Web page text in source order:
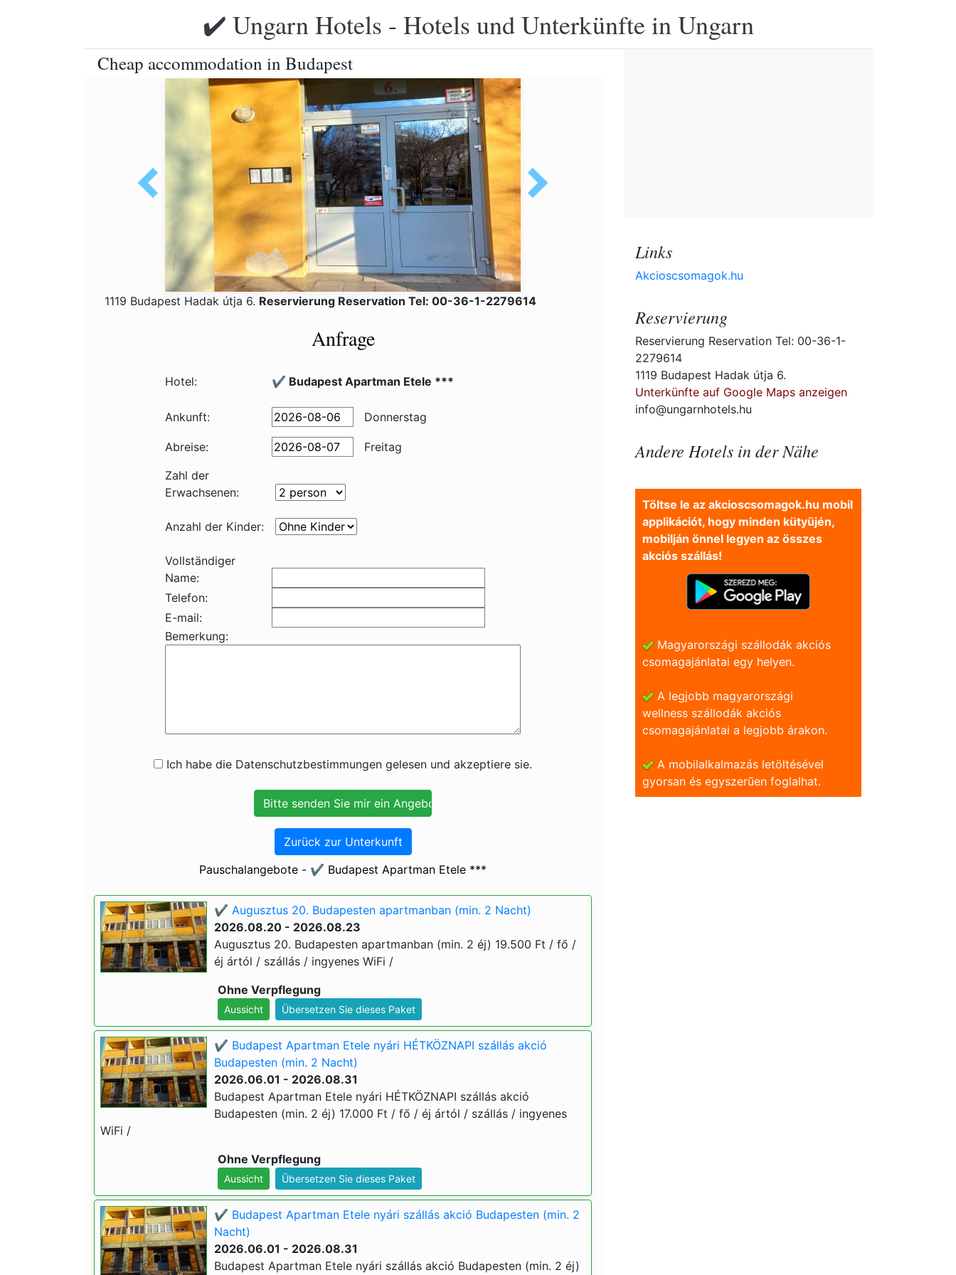
✔️ Ungarn Hotels - Hotels und Unterkünfte in Ungarn
Cheap accommodation in Budapest
1119 Budapest Hadak útja 6. Reservierung Reservation Tel: 00-36-1-2279614
Anfrage
Hotel: ✔️ Budapest Apartman Etele ***
Ankunft: Donnerstag
Abreise:
Freitag
Zahl der
Erwachsenen:
Anzahl der Kinder:
Vollständiger
Name:
Telefon:
E-mail:
Bemerkung:
Ich habe die Datenschutzbestimmungen gelesen und akzeptiere sie.
Zurück zur Unterkunft
Pauschalangebote - ✔️ Budapest Apartman Etele ***
✔️ Augusztus 20. Budapesten apartmanban (min. 2 Nacht)
2026.08.20 - 2026.08.23
Augusztus 20. Budapesten apartmanban (min. 2 éj) 19.500 Ft / fő /
éj ártól / szállás / ingyenes WiFi /
Ohne Verpflegung
Aussicht Übersetzen Sie dieses Paket
✔️ Budapest Apartman Etele nyári HÉTKÖZNAPI szállás akció
Budapesten (min. 2 Nacht)
2026.06.01 - 2026.08.31
Budapest Apartman Etele nyári HÉTKÖZNAPI szállás akció
Budapesten (min. 2 éj) 17.000 Ft / fő / éj ártól / szállás / ingyenes
WiFi /
Ohne Verpflegung
Aussicht Übersetzen Sie dieses Paket
✔️ Budapest Apartman Etele nyári szállás akció Budapesten (min. 2
Nacht)
2026.06.01 - 2026.08.31
Budapest Apartman Etele nyári szállás akció Budapesten (min. 2 éj)
Links
Akcioscsomagok.hu
Reservierung
Reservierung Reservation Tel: 00-36-1-
2279614
1119 Budapest Hadak útja 6.
Unterkünfte auf Google Maps anzeigen
info@ungarnhotels.hu
Andere Hotels in der Nähe
Töltse le az akcioscsomagok.hu mobil
applikációt, hogy minden kütyüjén,
mobilján önnel legyen az összes
akciós szállás!
Magyarországi szállodák akciós
csomagajánlatai egy helyen.
A legjobb magyarországi
wellness szállodák akciós
csomagajánlatai a legjobb árakon.
A mobilalkalmazás letöltésével
gyorsan és egyszerũen foglalhat.